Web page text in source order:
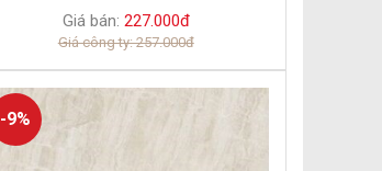
Giá bán: 227.000đ
Giá công ty: 257.000đ
-9%